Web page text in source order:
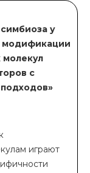
у
модификации
молекул
с
играют